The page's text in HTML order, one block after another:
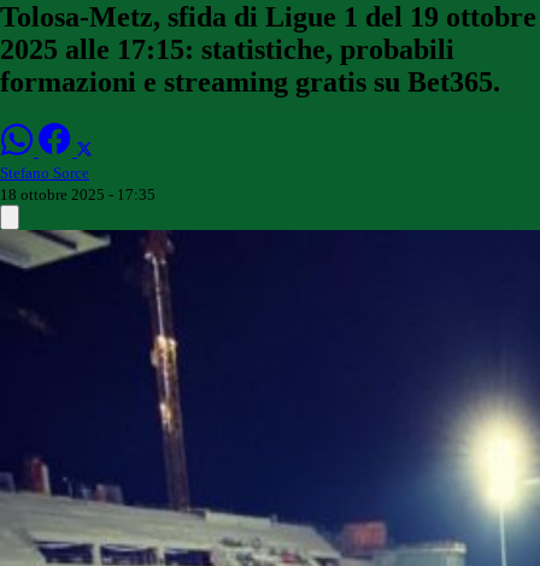
Tolosa-Metz, sfida di Ligue 1 del 19 ottobre
2025 alle 17:15: statistiche, probabili
formazioni e streaming gratis su Bet365.
Stefano Sorce
18 ottobre 2025 - 17:35